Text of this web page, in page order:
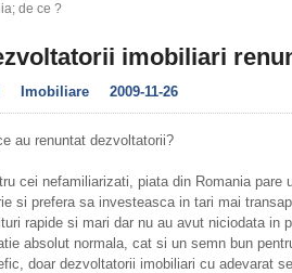
de ce ?
imobiliari
Imobiliare 2009-11-26
au renuntat dezvoltatorii?
cei nefamiliarizati, piata din Romania
si prefera sa investeasca in tari mai
rapide si mari dar nu au avut niciodata in
absolut normala, cat si un semn bun
doar dezvoltatorii imobiliari cu adevarat